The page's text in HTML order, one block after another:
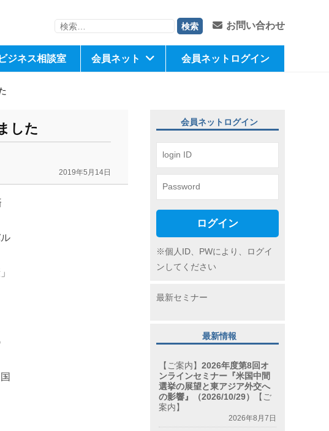
検
お問い合わせ
ジネス相談室 会員ネット 会員ネットログイン
した
2019年5月14日
会員ネットログイン
ログイン
※個人ID、PWにより、ログイ
ンしてください
最新セミナー
最新情報
【ご案内】2026年度第8回オ
ンラインセミナー『米国中間
選挙の展望と東アジア外交へ
の影響』（2026/10/29）
【ご
案内】
2026年8月7日